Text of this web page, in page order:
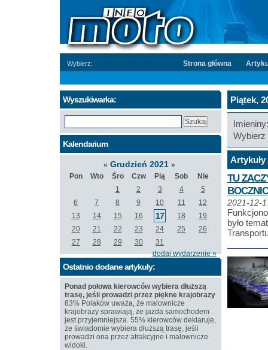
Wybierz: Strona główna
Piątek,
Wybierz
TU
2021-12-
było
Wyszukiwarka:
Kalendarium
« Grudzień 2021 »
Pon
Wto Śro Czw Pią Sob
Nie
1
2 3 4
5
6
7 8 9 10 11
12
13
14 15 16 17 18
19
20
21 22 23 24 25
26
27
28 29 30
31
dodaj wydarzenie »
Ostatnio dodane artykuły:
Ponad połowa kierowców wybiera dłuższą
trasę, jeśli prowadzi przez piękne krajobrazy
83% Polaków uważa, że malownicze
krajobrazy sprawiają, że jazda samochodem
jest przyjemniejsza. 55% kierowców deklaruje,
że świadomie wybiera dłuższą trasę, jeśli
prowadzi ona przez atrakcyjne i malownicze
widoki.